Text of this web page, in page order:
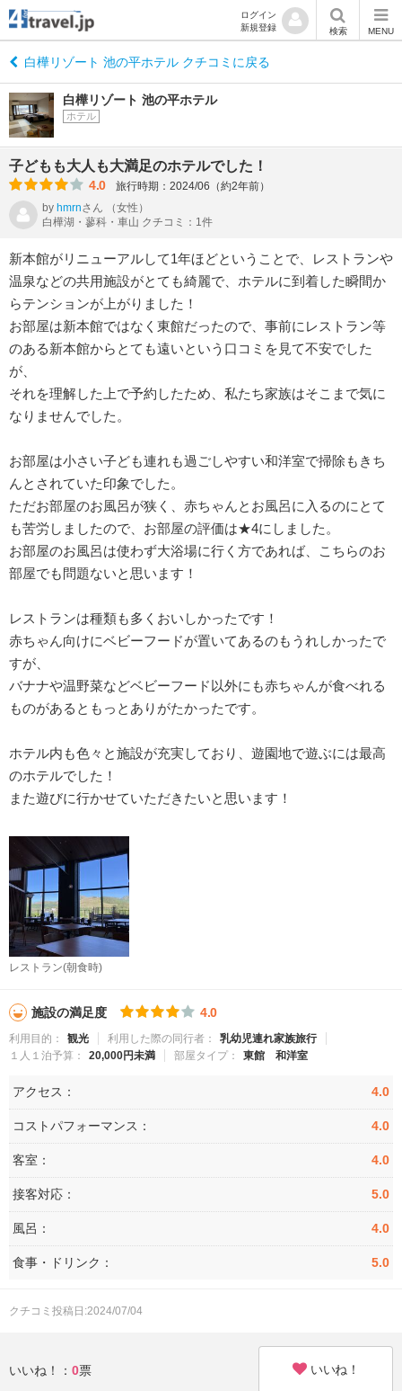
ログイン
新規登録
検索 MENU
白樺リゾート 池の平ホテル クチコミに戻る
白樺リゾート 池の平ホテル
ホテル
子どもも大人も大満足のホテルでした！
4.0
旅行時期：2024/06（約2年前）
by hmrnさん
（女性）
白樺湖・蓼科・車山 クチコミ：1件
新本館がリニューアルして1年ほどということで、レストランや
温泉などの共用施設がとても綺麗で、ホテルに到着した瞬間か
らテンションが上がりました！
お部屋は新本館ではなく東館だったので、事前にレストラン等
のある新本館からとても遠いという口コミを見て不安でした
が、
それを理解した上で予約したため、私たち家族はそこまで気に
なりませんでした。
お部屋は小さい子ども連れも過ごしやすい和洋室で掃除もきち
んとされていた印象でした。
ただお部屋のお風呂が狭く、赤ちゃんとお風呂に入るのにとて
も苦労しましたので、お部屋の評価は★4にしました。
お部屋のお風呂は使わず大浴場に行く方であれば、こちらのお
部屋でも問題ないと思います！
レストランは種類も多くおいしかったです！
赤ちゃん向けにベビーフードが置いてあるのもうれしかったで
すが、
バナナや温野菜などベビーフード以外にも赤ちゃんが食べれる
ものがあるともっとありがたかったです。
ホテル内も色々と施設が充実しており、遊園地で遊ぶには最高
のホテルでした！
また遊びに行かせていただきたいと思います！
レストラン(朝食時)
施設の満足度 4.0
利用目的： 観光 利用した際の同行者：
乳幼児連れ家族旅行
１人１泊予算：
20,000円未満 部屋タイプ： 東館 和洋室
アクセス： 4.0
コストパフォーマンス： 4.0
客室： 4.0
接客対応： 5.0
風呂： 4.0
食事・ドリンク： 5.0
クチコミ投稿日:2024/07/04
いいね！： 0票 いいね！